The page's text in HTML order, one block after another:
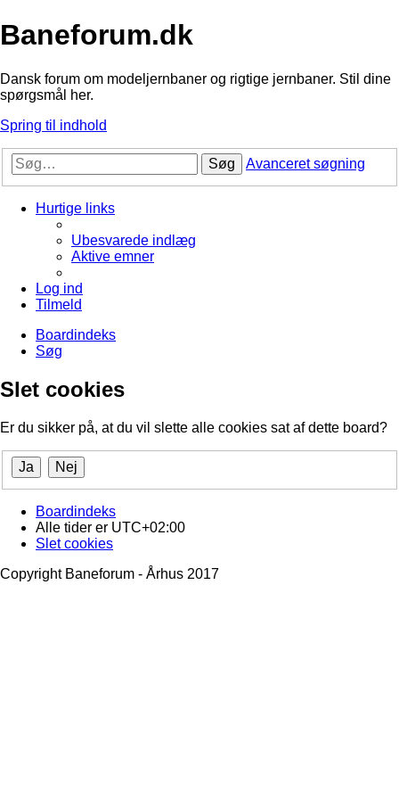
Baneforum.dk
Dansk forum om modeljernbaner og rigtige jernbaner. Stil dine
spørgsmål her.
Spring til indhold
Søg Avanceret søgning
Hurtige links
Ubesvarede indlæg
Aktive emner
Log ind
Tilmeld
Boardindeks
Søg
Slet cookies
Er du sikker på, at du vil slette alle cookies sat af dette board?
Boardindeks
Alle tider er UTC+02:00
Slet cookies
Copyright Baneforum - Århus 2017